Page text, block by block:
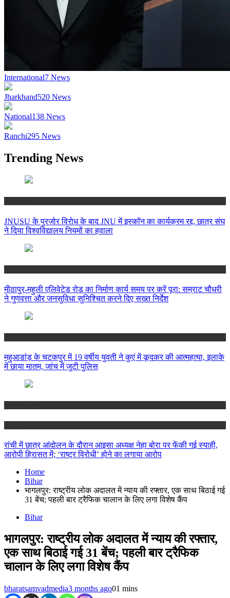
International7 News
Jharkhand520 News
National138 News
Ranchi295 News
Trending News
JNUSU के पुरजोर विरोध के बाद JNU में इस्कॉन का कार्यक्रम रद्द, छात्र संघ
ने दिया विश्वविद्यालय नियमों का हवाला
मीठापुर-महुली एलिवेटेड रोड का निर्माण कार्य समय पर करें पूरा: सम्राट चौधरी
ने गुणवत्ता और जनसुविधा सुनिश्चित करने दिए सख्त निर्देश
महुआडांड़ के चटकपुर में 19 वर्षीय युवती ने कुएं में कूदकर की आत्महत्या, इलाके
में छाया मातम, जांच में जुटी पुलिस
रांची में छात्र आंदोलन के दौरान आइसा अध्यक्ष नेहा बोरा पर फेंकी गई स्याही,
आरोपी हिरासत में; ‘राष्ट्र विरोधी’ होने का लगाया आरोप
Home
Bihar
भागलपुर: राष्ट्रीय लोक अदालत में न्याय की रफ्तार, एक साथ बिठाई गई
31 बेंच; पहली बार ट्रैफिक चालान के लिए लगा विशेष कैंप
Bihar
भागलपुर: राष्ट्रीय लोक अदालत में न्याय की रफ्तार,
एक साथ बिठाई गई 31 बेंच; पहली बार ट्रैफिक
चालान के लिए लगा विशेष कैंप
bharatsamvadmedia3 months ago01 mins